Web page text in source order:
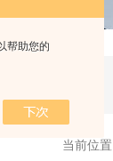
帮助您的
当前位置